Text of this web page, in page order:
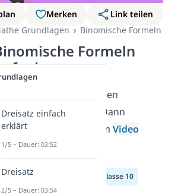
Merken
Link teilen
Grundlagen
Binomische Formeln
Formeln
suchst
zu den
binomischen Formeln
? Dann
bekommst du hier und im Video
Übungen mit Lösungen!
Klasse 8 Klasse 10
Dreisatz einfach
erklärt
1/5 – Dauer: 03:52
Dreisatz
2/5 – Dauer: 03:54